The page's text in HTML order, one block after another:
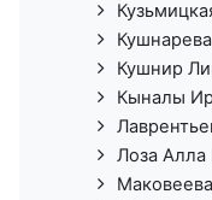
Кушнир
Кыналы
Лоза Алла